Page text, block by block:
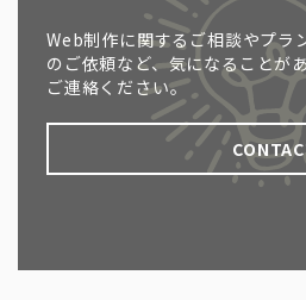
Web制作に関するご相談やプラ
のご依頼など、気になることが
ご連絡ください。